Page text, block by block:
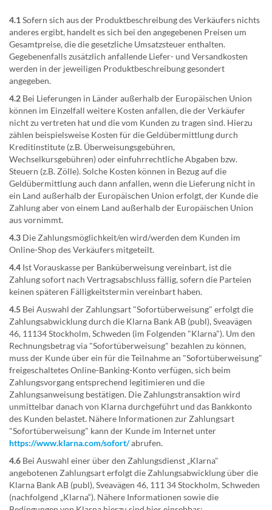
4.1 Sofern sich aus der Produktbeschreibung des Verkäufers nichts
anderes ergibt, handelt es sich bei den angegebenen Preisen um
Gesamtpreise, die die gesetzliche Umsatzsteuer enthalten.
Gegebenenfalls zusätzlich anfallende Liefer- und Versandkosten
werden in der jeweiligen Produktbeschreibung gesondert
angegeben.
4.2 Bei Lieferungen in Länder außerhalb der Europäischen Union
können im Einzelfall weitere Kosten anfallen, die der Verkäufer
nicht zu vertreten hat und die vom Kunden zu tragen sind. Hierzu
zählen beispielsweise Kosten für die Geldübermittlung durch
Kreditinstitute (z.B. Überweisungsgebühren,
Wechselkursgebühren) oder einfuhrrechtliche Abgaben bzw.
Steuern (z.B. Zölle). Solche Kosten können in Bezug auf die
Geldübermittlung auch dann anfallen, wenn die Lieferung nicht in
ein Land außerhalb der Europäischen Union erfolgt, der Kunde die
Zahlung aber von einem Land außerhalb der Europäischen Union
aus vornimmt.
4.3 Die Zahlungsmöglichkeit/en wird/werden dem Kunden im
Online-Shop des Verkäufers mitgeteilt.
4.4 Ist Vorauskasse per Banküberweisung vereinbart, ist die
Zahlung sofort nach Vertragsabschluss fällig, sofern die Parteien
keinen späteren Fälligkeitstermin vereinbart haben.
4.5 Bei Auswahl der Zahlungsart "Sofortüberweisung" erfolgt die
Zahlungsabwicklung durch die Klarna Bank AB (publ), Sveavägen
46, 11134 Stockholm, Schweden (im Folgenden "Klarna"). Um den
Rechnungsbetrag via "Sofortüberweisung" bezahlen zu können,
muss der Kunde über ein für die Teilnahme an "Sofortüberweisung"
freigeschaltetes Online-Banking-Konto verfügen, sich beim
Zahlungsvorgang entsprechend legitimieren und die
Zahlungsanweisung bestätigen. Die Zahlungstransaktion wird
unmittelbar danach von Klarna durchgeführt und das Bankkonto
des Kunden belastet. Nähere Informationen zur Zahlungsart
"Sofortüberweisung" kann der Kunde im Internet unter
https://www.klarna.com/sofort/abrufen.
4.6 Bei Auswahl einer über den Zahlungsdienst „Klarna"
angebotenen Zahlungsart erfolgt die Zahlungsabwicklung über die
Klarna Bank AB (publ), Sveavägen 46, 111 34 Stockholm, Schweden
(nachfolgend „Klarna“). Nähere Informationen sowie die